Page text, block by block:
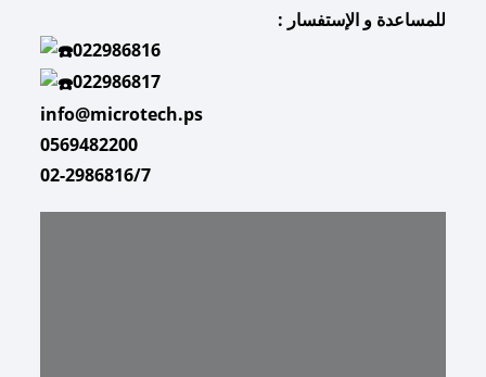
للمساعدة و الإستفسار :
022986816
022986817
info@microtech.ps
0569482200
02-2986816/7